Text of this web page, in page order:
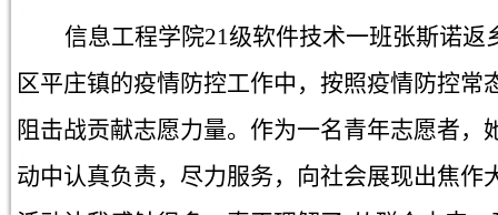
信息工程学院21级软件技术一班张斯诺
区平庄镇的疫情防控工作中，按照疫情防控
阻击战贡献志愿力量。作为一名青年志愿者
动中认真负责，尽力服务，向社会展现出焦作